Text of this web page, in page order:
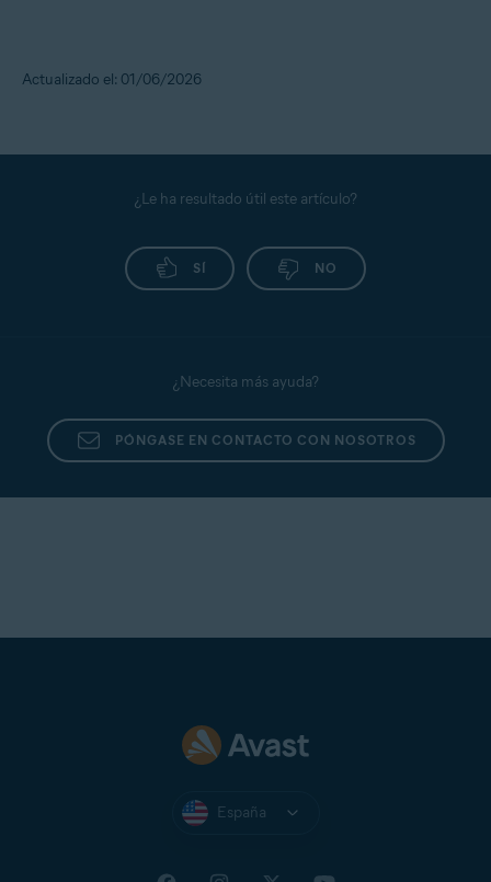
Actualizado el: 01/06/2026
¿Le ha resultado útil este artículo?
SÍ NO
¿Necesita más ayuda?
PÓNGASE EN CONTACTO CON NOSOTROS
España